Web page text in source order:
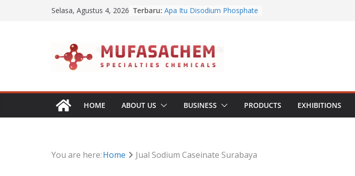
Selasa, Agustus 4, 2026 Terbaru: Apa Itu Disodium Phosphate
HOME ABOUT US BUSINESS PRODUCTS EXHIBITIONS
You are here:Home Jual Sodium Caseinate Surabaya